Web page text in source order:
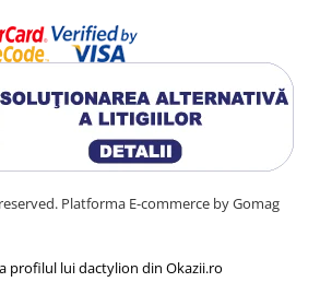
aproximativ 2,2 cm
fermoare, accesorii handmade
Platforma E-commerce by Gomag